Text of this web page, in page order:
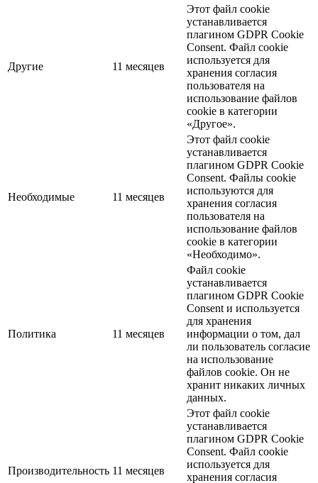
Другие 11 месяцев
Этот файл cookie
устанавливается
плагином GDPR Cookie
Consent. Файл cookie
используется для
хранения согласия
пользователя на
использование файлов
cookie в категории
«Другое».
Необходимые 11 месяцев
Этот файл cookie
устанавливается
плагином GDPR Cookie
Consent. Файлы cookie
используются для
хранения согласия
пользователя на
использование файлов
cookie в категории
«Необходимо».
Политика 11 месяцев
Файл cookie
устанавливается
плагином GDPR Cookie
Consent и используется
для хранения
информации о том, дал
ли пользователь согласие
на использование
файлов cookie. Он не
хранит никаких личных
данных.
Производительность 11 месяцев
Этот файл cookie
устанавливается
плагином GDPR Cookie
Consent. Файл cookie
используется для
хранения согласия